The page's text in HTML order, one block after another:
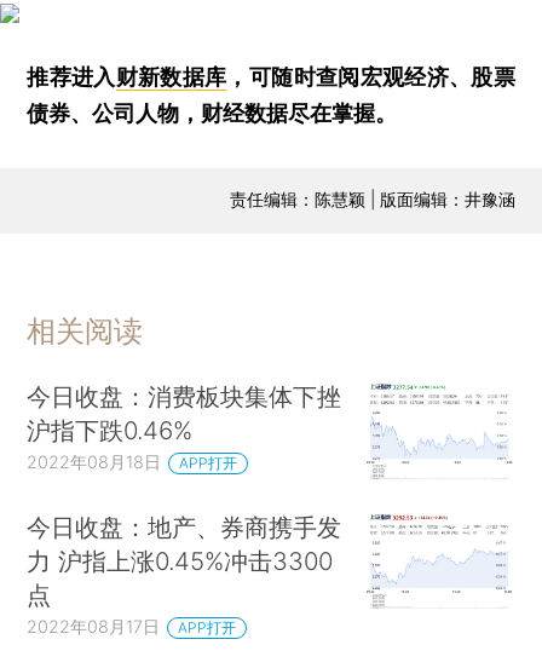
推荐进入财新数据库 ，可随时查阅宏观经济、股票
债券、公司人物，财经数据尽在掌握。
责任编辑：陈慧颖 | 版面编辑：井豫涵
相关阅读
今日收盘：消费板块集体下挫
沪指下跌0.46%
2022年08月18日 APP打开
今日收盘：地产、券商携手发
力 沪指上涨0.45%冲击3300
点
2022年08月17日 APP打开